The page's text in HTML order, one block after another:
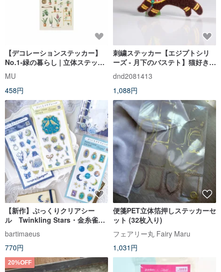
【デコレーションステッカー】
No.1-緑の暮らし | 立体ステッカ
ー、手帳ステッカー、日用品デ
コレーション
MU
458円
刺繍ステッカー【エジプトシリ
ーズ - 月下のバステト】猫好きさ
んの日常 立体刺繍
dnd2081413
1,088円
【新作】ぷっくりクリアシー
ル Twinkling Stars・金糸雀夜
窓・clair de lune
bartimaeus
770円
便箋PET立体箔押しステッカーセ
ット (32枚入り)
フェアリー丸 Fairy Maru
1,031円
20%OFF